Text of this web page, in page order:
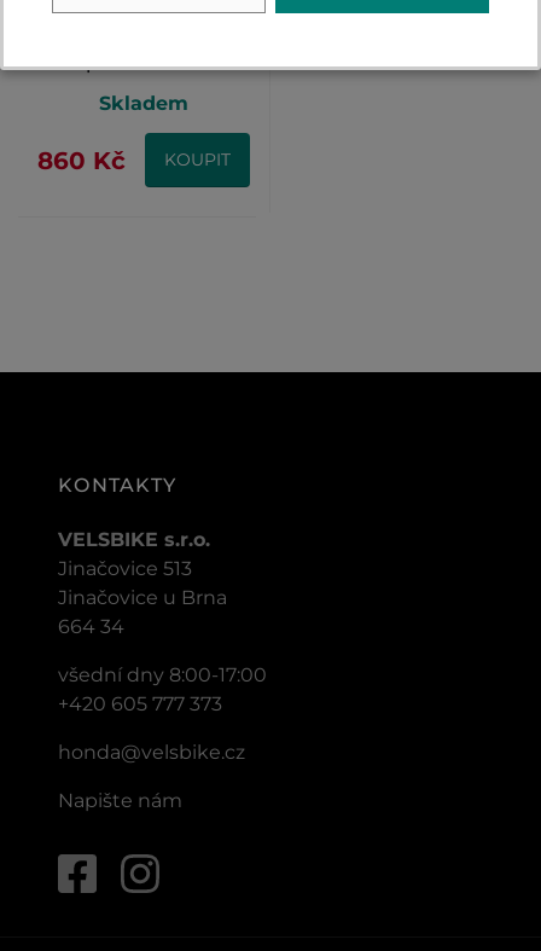
Čistící sada
Unpass EXHAUST
MAINTANENCE KIT
Skladem
860 Kč KOUPIT
KONTAKTY
VELSBIKE s.r.o.
Jinačovice 513
Jinačovice u Brna
664 34
všední dny 8:00-17:00
+420 605 777 373
honda@velsbike.cz
Napište nám